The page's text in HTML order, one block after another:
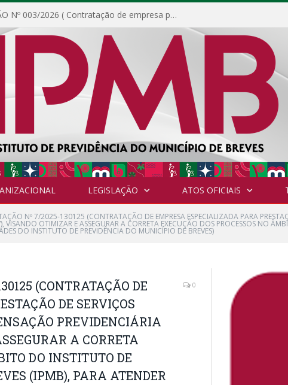
DISPENSA DE LICITAÇÃO Nº 003/2026 ( Contratação de empresa para fornecimento de gêneros alimentícios não perecíveis, materiais de expediente, descartáveis, copa e cozinha, para análise e posterior publicação.)
LEGISLAÇÃO ATOS OFICIAIS
Nº 7/2025-130125 (CONTRATAÇÃO DE EMPRESA ESPECIALIZADA PARA
VISANDO OTIMIZAR E ASSEGURAR A CORRETA EXECUÇÃO DOS PROCESSOS NO
DO INSTITUTO DE PREVIDÊNCIA DO MUNICÍPIO DE BREVES)
(CONTRATAÇÃO DE
DE SERVIÇOS
PREVIDENCIÁRIA
A CORRETA
DO INSTITUTO DE
(IPMB), PARA ATENDER
0